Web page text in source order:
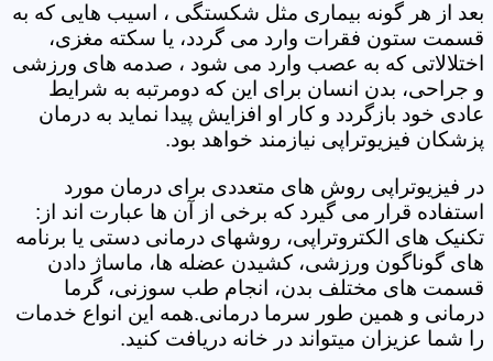
بعد از هر گونه بیماری مثل شکستگی ، اسیب هایی که به
قسمت ستون فقرات وارد می گردد، یا سکته مغزی،
اختلالاتی که به عصب وارد می شود ، صدمه های ورزشی
و جراحی، بدن انسان برای این که دومرتبه به شرایط
عادی خود بازگردد و کار او افزایش پیدا نماید به درمان
پزشکان فیزیوتراپی نیازمند خواهد بود.
در فیزیوتراپی روش های متعددی برای درمان مورد
استفاده قرار می گیرد که برخی از آن ها عبارت اند از:
تکنیک های الکتروتراپی، روشهای درمانی دستی یا برنامه
های گوناگون ورزشی، کشیدن عضله ها، ماساژ دادن
قسمت های مختلف بدن، انجام طب سوزنی، گرما
درمانی و همین طور سرما درمانی.همه این انواع خدمات
را شما عزیزان میتواند در خانه دریافت کنید.